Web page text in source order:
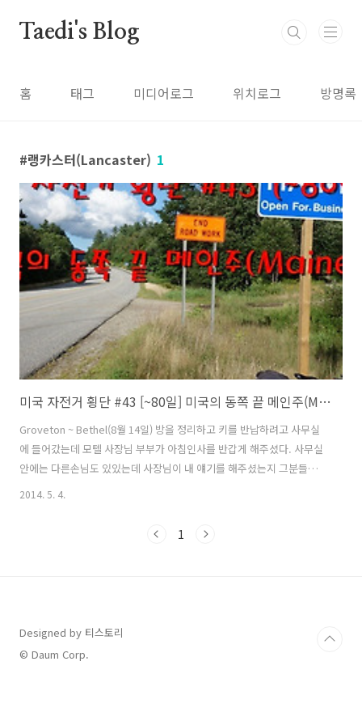
Taedi's Blog
홈 태그 미디어로그 위치로그 방명록
랭카스터(Lancaster) 1
미국 자전거 횡단 #43 [~80일] 미국의 동쪽 끝 메인주(Maine)
Groveton ~ Bethel(8월 14일) 방을 정리하고 키를 반납하려고 사무실
에 들어갔는데 모텔 사장님 부부가 아침인사를 반갑게 해주셨다. 사무실
안에는 다른손님도 있있는데 사장님이 내 얘기를 해주셨는지 그분들과
도 인사를 나누었다. 아주머니가 따듯한 커피도 타주시고 오늘은 어디로
산이 있는데 거기 가보지 않겠냐고 하신다. 산이름이 워싱턴(Mt.
2014. 5. 4.
1
Designed by 티스토리
© Daum Corp.